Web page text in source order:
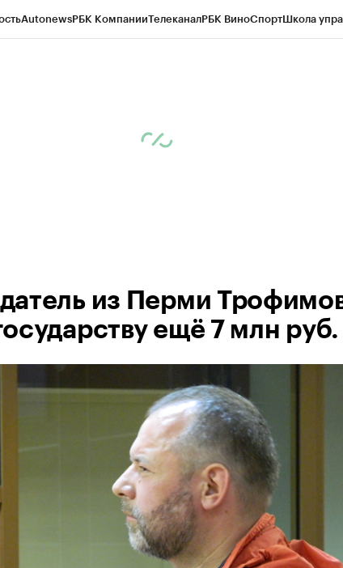
AutonewsРБК КомпанииТелеканалРБК ВиноСпортШкола
из Перми
ещё 7 млн руб.